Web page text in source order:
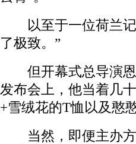
以至于一位荷兰记
了极致。”
但开幕式总导演恩
发布会上，他当着几
+雪绒花的T恤以及憨
当然，即便主办方